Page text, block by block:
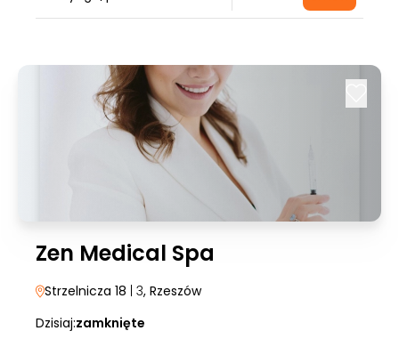
Zen Medical Spa
Strzelnicza 18 | 3, Rzeszów
Dzisiaj:zamknięte